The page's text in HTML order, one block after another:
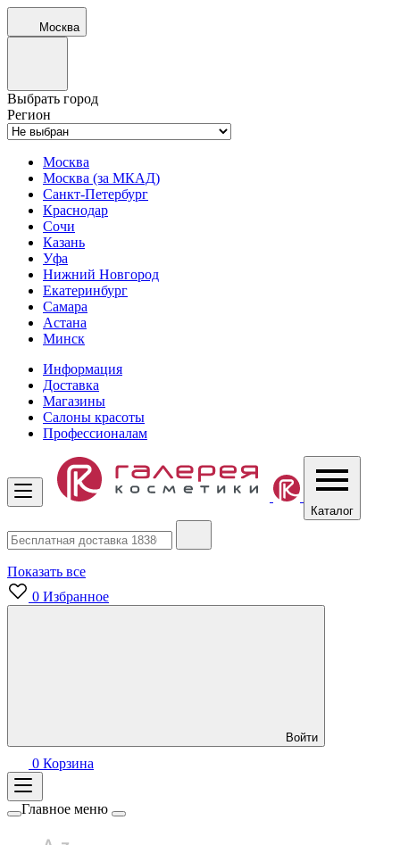
Москва
Выбрать город
Регион
Москва
Москва (за МКАД)
Санкт-Петербург
Краснодар
Сочи
Казань
Уфа
Нижний Новгород
Екатеринбург
Самара
Астана
Минск
Информация
Доставка
Магазины
Салоны красоты
Профессионалам
Каталог
Показать все
0 Избранное
Войти
0 Корзина
Главное меню